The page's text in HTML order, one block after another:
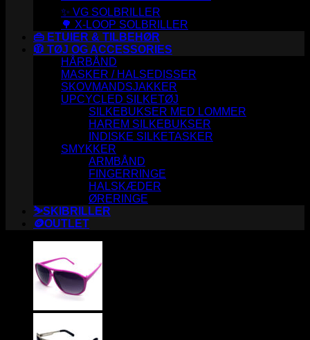
✨ VG SOLBRILLER
🌳 X-LOOP SOLBRILLER
👜 ETUIER & TILBEHØR
🧥 TØJ OG ACCESSORIES
HÅRBÅND
MASKER / HALSEDISSER
SKOVMANDSJAKKER
UPCYCLED SILKETØJ
SILKEBUKSER MED LOMMER
HAREM SILKEBUKSER
INDISKE SILKETASKER
SMYKKER
ARMBÅND
FINGERRINGE
HALSKÆDER
ØRERINGE
⛷️SKIBRILLER
🪙OUTLET